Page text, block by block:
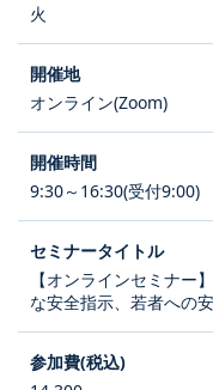
火
オンライン(Zoom)
9:30～16:30(受付9:00)
【オンラインセミナー
な安全指示、若者への